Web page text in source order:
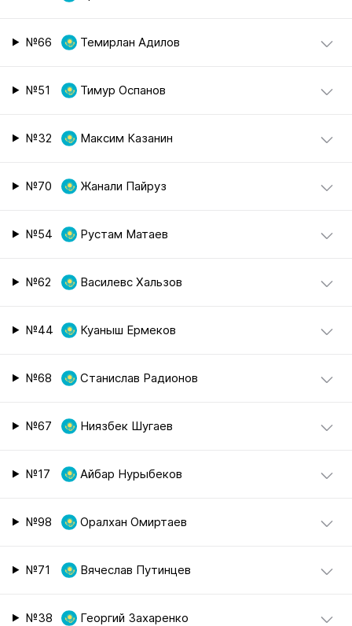
№66 Темирлан Адилов
№51 Тимур Оспанов
№32 Максим Казанин
№70 Жанали Пайруз
№54 Рустам Матаев
№62 Василевс Хальзов
№44 Куаныш Ермеков
№68 Станислав Радионов
№67 Ниязбек Шугаев
№17 Айбар Нурыбеков
№98 Оралхан Омиртаев
№71 Вячеслав Путинцев
№38 Георгий Захаренко